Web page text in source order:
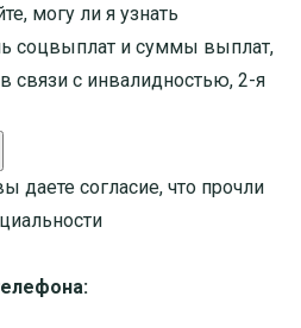
могу ли я узнать
соцвыплат и суммы выплат,
связи с инвалидностью, 2-я
даете согласие, что прочли